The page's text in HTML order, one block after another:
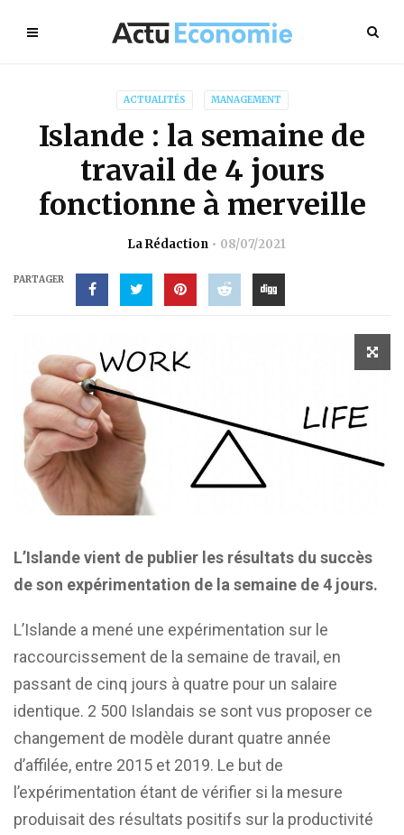
ACTUALITÉS MANAGEMENT
Islande : la semaine de
travail de 4 jours
fonctionne à merveille
La Rédaction 08/07/2021
PARTAGER
L’Islande vient de publier les résultats du succès
de son expérimentation de la semaine de 4 jours.
L’Islande a mené une expérimentation sur le
raccourcissement de la semaine de travail, en
passant de cinq jours à quatre pour un salaire
identique. 2 500 Islandais se sont vus proposer ce
changement de modèle durant quatre année
d’affilée, entre 2015 et 2019. Le but de
l’expérimentation étant de vérifier si la mesure
produisait des résultats positifs sur la productivité